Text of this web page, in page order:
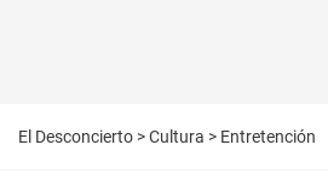
El Desconcierto >Cultura > Entretención